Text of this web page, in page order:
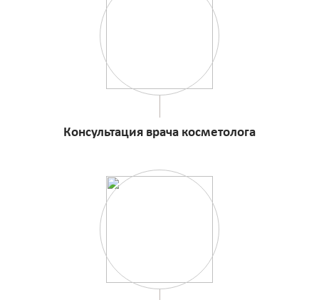
Консультация врача косметолога